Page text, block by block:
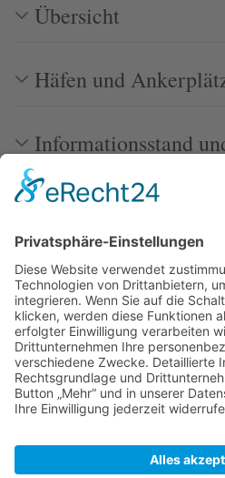
Übersicht
Häfen und
Informationsstand
Weblinks
Bilder
Zuletzt bearbeitet vor 4
Autoren:Alphafisch,Axel,
REsser